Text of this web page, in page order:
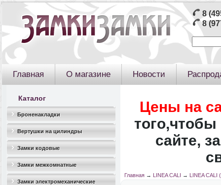
8
8
Главная О магазине Новости
Каталог
Броненакладки
Вертушки на цилиндры
Замки кодовые
Замки межкомнатные
Замки электромеханические
Цены на
того,чтобы
сайте,
Главная→ LINEA CALI → LINEA CALI